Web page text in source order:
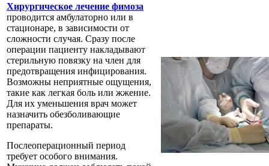
Хирургическое лечение фимоза
проводится амбулаторно или в
стационаре, в зависимости от
сложности случая. Сразу после
операции пациенту накладывают
стерильную повязку на член для
предотвращения инфицирования.
Возможны неприятные ощущения,
такие как легкая боль или жжение.
Для их уменьшения врач может
назначить обезболивающие
препараты.
Послеоперационный период
требует особого внимания.